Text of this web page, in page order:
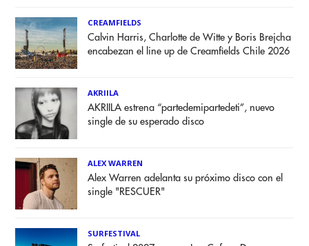
CREAMFIELDS
Calvin Harris, Charlotte de Witte y Boris Brejcha
encabezan el line up de Creamfields Chile 2026
AKRIILA
AKRIILA estrena “partedemipartedeti”, nuevo
single de su esperado disco
ALEX WARREN
Alex Warren adelanta su próximo disco con el
single "RESCUER"
SURFESTIVAL